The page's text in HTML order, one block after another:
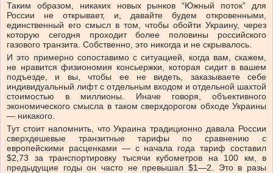
Таким образом, никаких новых рынков “Южный поток” для
России не открывает, и, давайте будем откровенными,
единственный его смысл в том, чтобы обойти Украину, через
которую сегодня проходит более половины российского
газового транзита. Собственно, это никогда и не скрывалось.
И это примерно сопоставимо с ситуацией, когда вам, скажем,
не нравится физиономия консьержки, которая сидит в вашем
подъезде, и вы, чтобы ее не видеть, заказываете себе
индивидуальный лифт с отдельным входом и отдельной шахтой
стоимостью в миллионы. Иначе говоря, объективного
экономического смысла в таком сверхдорогом обходе Украины
— никакого.
Тут стоит напомнить, что Украина традиционно давала России
сверхдешевые транзитные тарифы по сравнению с
европейскими расценками — с начала года тариф составил
$2,73 за транспортировку тысячи кубометров на 100 км, в
предыдущие годы он часто не превышал $1—2. Это в разы